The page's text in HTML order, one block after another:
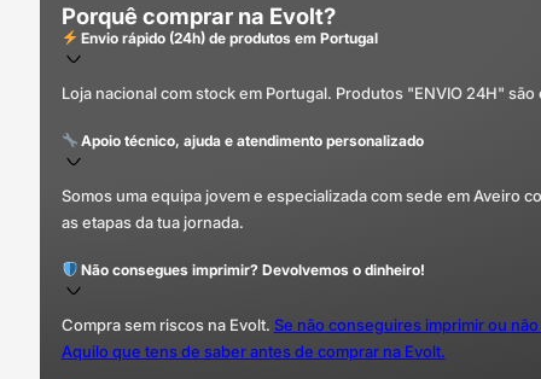
Porquê comprar na Evolt?
Envio rápido (24h) de produtos em Portugal
Loja nacional com stock em Portugal. Produtos "ENVIO 24H"
Apoio técnico, ajuda e atendimento personalizado
Somos uma equipa jovem e especializada com sede em Aveiro
as etapas da tua jornada.
Não consegues imprimir? Devolvemos o dinheiro!
Compra sem riscos na Evolt. Se não conseguires imprimir ou
Aquilo que tens de saber antes de comprar na Evolt.